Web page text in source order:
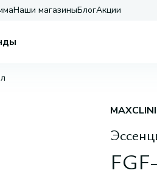
Наши магазиныБлогАкции